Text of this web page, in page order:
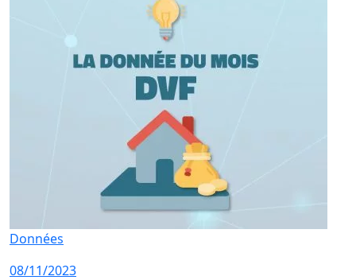
Données
08/11/2023